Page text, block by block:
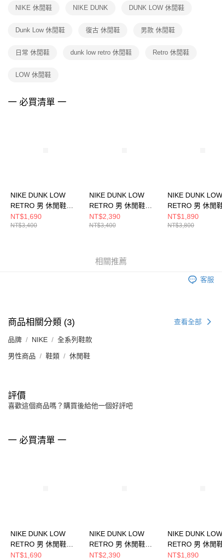
客戶支援中心」
https://netprotections.freshdesk.com/support/home
１．透過由恩沛科技股份有限公司提供之「AFTEE先享後付」服務完成之交
權轉讓予恩沛科技股份有限公司。
３．未成年的使用者請事先徵得法定代理人或監護人之同意方可使用
４．使用「AFTEE先享後付」時，將依據個別帳號之用戶狀況，依本公司即
NIKE 休閒鞋 NIKE DUNK DUNK LOW 休閒鞋
Dunk Low 休閒鞋 復古 休閒鞋 男款 休閒鞋
日常 休閒鞋 dunk low retro 休閒鞋 Retro 休閒鞋
LOW 休閒鞋
一 必買清單 一
NIKE DUNK LOW
RETRO 男 休閒鞋
DV0833112
NT$1,690
NT$3,400
NIKE DUNK LOW
RETRO 男 休閒鞋
HF5441109
NT$2,390
NT$3,400
NIKE DUNK LOW
RETRO 男 休閒
HQ3448262
NT$1,890
NT$3,800
相關推薦
客服
商品相關分類 (3) 查看全部
品牌 NIKE 全系列鞋款
男性商品 鞋類 休閒鞋
評價
喜歡這個商品嗎？購買後給他一個好評吧
一 必買清單 一
NIKE DUNK LOW
RETRO 男 休閒鞋
DV0833112
NT$1,690
NIKE DUNK LOW
RETRO 男 休閒鞋
HF5441109
NT$2,390
NIKE DUNK LOW
RETRO 男 休閒
HQ3448262
NT$1,890